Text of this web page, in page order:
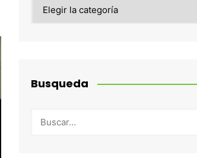
Busqueda